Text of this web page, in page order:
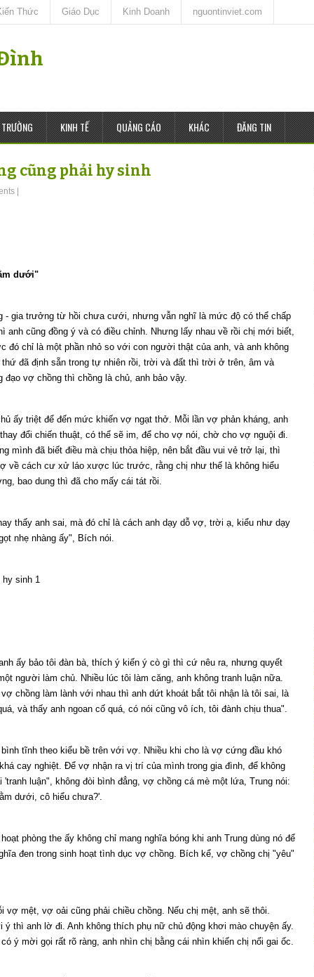
Thức Giáo Dục Kinh Doanh nguontinviet.com
KINH TẾ QUẢNG CÁO KHÁC ĐĂNG TIN
cũng phải hy sinh
dưới"
- gia trưởng từ hồi chưa cưới, nhưng vẫn nghĩ là mức độ có thể chấp
anh cũng đồng ý và có điều chỉnh. Nhưng lấy nhau về rồi chị mới biết,
đó chỉ là một phần nhỏ so với con người thật của anh, và anh không
đã định sẵn trong tự nhiên rồi, trời và đất thì trời ở trên, âm và
vợ chồng thì chồng là chủ, anh bảo vậy.
ấy triệt để đến mức khiến vợ ngạt thở. Mỗi lần vợ phản kháng, anh
đổi chiến thuật, có thể sẽ im, để cho vợ nói, chờ cho vợ nguội đi.
mình đã biết điều mà chịu thỏa hiệp, nên bắt đầu vui vẻ trở lại, thì
về cách cư xử láo xược lúc trước, rằng chị như thế là không hiểu
bao dung thì đã cho mấy cái tát rồi.
thấy anh sai, mà đó chỉ là cách anh dạy dỗ vợ, trời ạ, kiểu như dạy
nhẹ nhàng ấy", Bích nói.
ấy bảo tôi đàn bà, thích ý kiến ý cò gì thì cứ nêu ra, nhưng quyết
người làm chủ. Nhiều lúc tôi làm căng, anh không tranh luận nữa.
chồng làm lành với nhau thì anh dứt khoát bắt tôi nhận là tôi sai, là
và thấy anh ngoan cố quá, có nói cũng vô ích, tôi đành chịu thua".
bình tĩnh theo kiểu bề trên với vợ. Nhiều khi cho là vợ cứng đầu khó
cay nghiệt. Để vợ nhận ra vị trí của mình trong gia đình, để không
luận", không đòi bình đẳng, vợ chồng cá mè một lứa, Trung nói:
dưới, cô hiểu chưa?'.
phòng the ấy không chỉ mang nghĩa bóng khi anh Trung dùng nó để
đen trong sinh hoạt tình dục vợ chồng. Bích kể, vợ chồng chị "yêu"
vợ mệt, vợ oải cũng phải chiều chồng. Nếu chị mệt, anh sẽ thôi.
ý thì anh lờ đi. Anh không thích phụ nữ chủ động khơi mào chuyện ấy.
ý mời gọi rất rõ ràng, anh nhìn chị bằng cái nhìn khiến chị nổi gai ốc.